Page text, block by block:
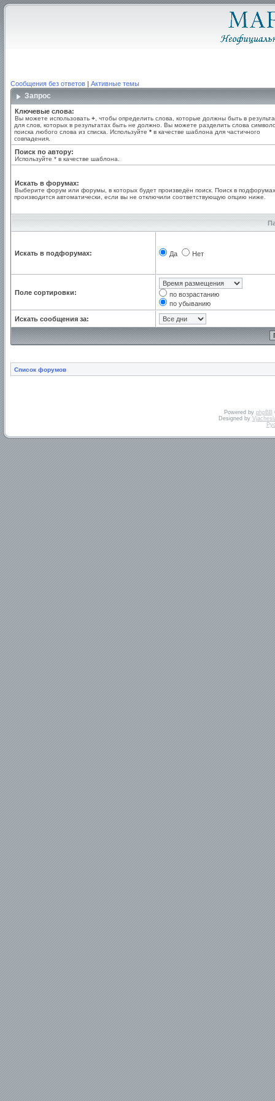
Сообщения без ответов | Активные темы
Запрос
Ключевые слова:
Вы можете использовать + , чтобы определить слова, которые должны быть в
для слов, которых в результатах быть не должно. Вы можете разделить слова
поиска любого слова из списка. Используйте * в качестве шаблона для частичного
совпадения.
Поиск по автору:
Используйте * в качестве шаблона.
Искать в форумах:
Выберите форум или форумы, в которых будет произведён поиск. Поиск в подфорумах
производится автоматически, если вы не отключили соответствующую опцию ниже.
Искать в подфорумах: Да Нет
Поле сортировки:
по возрастанию
по убыванию
Искать сообщения за:
Список форумов
Powered by phpBB
Designed by